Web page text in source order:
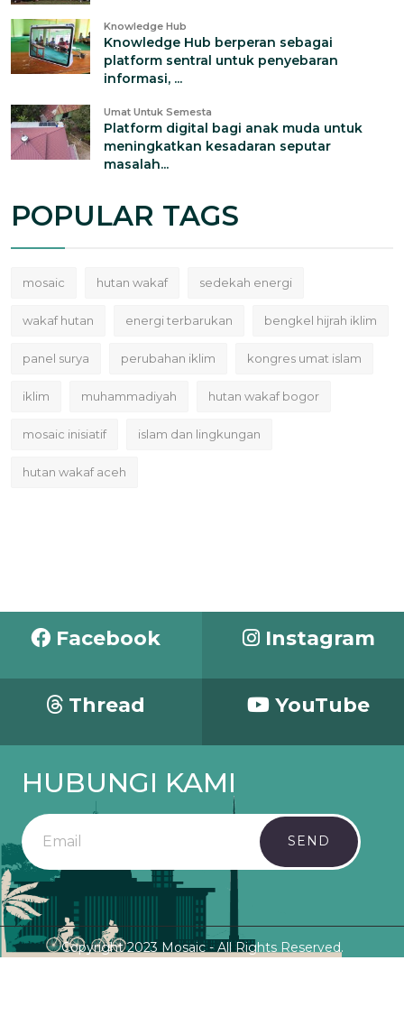
Knowledge Hub
Knowledge Hub berperan sebagai
platform sentral untuk penyebaran
informasi, ...
Umat Untuk Semesta
Platform digital bagi anak muda untuk
meningkatkan kesadaran seputar
masalah...
POPULAR TAGS
mosaic hutan wakaf sedekah energi
wakaf hutan energi terbarukan bengkel hijrah iklim
panel surya perubahan iklim kongres umat islam
iklim muhammadiyah hutan wakaf bogor
mosaic inisiatif islam dan lingkungan
hutan wakaf aceh
Facebook Instagram
Thread YouTube
HUBUNGI KAMI
SEND
Copyright 2023 Mosaic - All Rights Reserved.